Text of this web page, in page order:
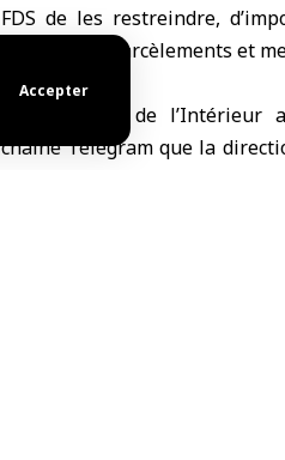
Accepter
FDS de les restreindre,
agressions, harcèlements et
ministère de l’Intérieur
chaîne Telegram que la